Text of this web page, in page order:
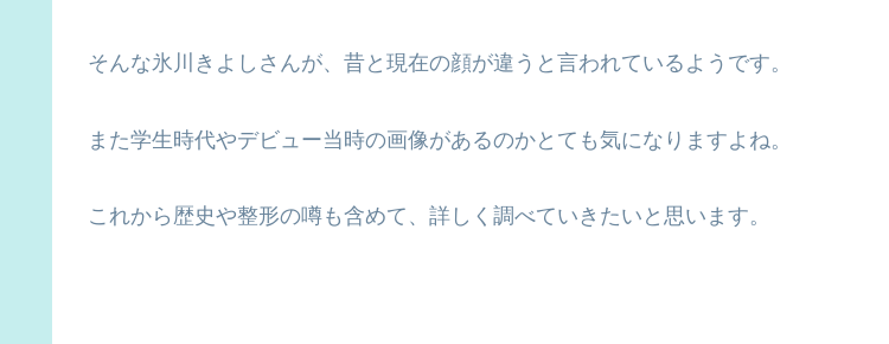
そんな氷川きよしさんが、昔と現在の顔が違うと言われているようです。
また学生時代やデビュー当時の画像があるのかとても気になりますよね。
これから歴史や整形の噂も含めて、詳しく調べていきたいと思います。